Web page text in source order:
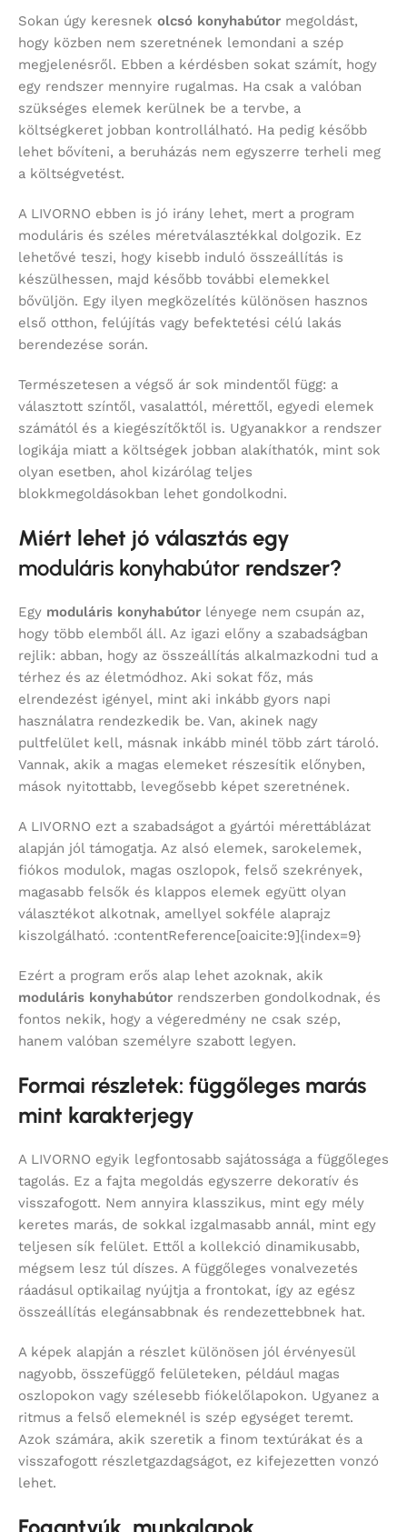
Sokan úgy keresnek olcsó konyhabútor megoldást,
hogy közben nem szeretnének lemondani a szép
megjelenésről. Ebben a kérdésben sokat számít, hogy
egy rendszer mennyire rugalmas. Ha csak a valóban
szükséges elemek kerülnek be a tervbe, a
költségkeret jobban kontrollálható. Ha pedig később
lehet bővíteni, a beruházás nem egyszerre terheli meg
a költségvetést.
A LIVORNO ebben is jó irány lehet, mert a program
moduláris és széles méretválasztékkal dolgozik. Ez
lehetővé teszi, hogy kisebb induló összeállítás is
készülhessen, majd később további elemekkel
bővüljön. Egy ilyen megközelítés különösen hasznos
első otthon, felújítás vagy befektetési célú lakás
berendezése során.
Természetesen a végső ár sok mindentől függ: a
választott színtől, vasalattól, mérettől, egyedi elemek
számától és a kiegészítőktől is. Ugyanakkor a rendszer
logikája miatt a költségek jobban alakíthatók, mint sok
olyan esetben, ahol kizárólag teljes
blokkmegoldásokban lehet gondolkodni.
Miért lehet jó választás egy
moduláris konyhabútor rendszer?
Egy moduláris konyhabútor lényege nem csupán az,
hogy több elemből áll. Az igazi előny a szabadságban
rejlik: abban, hogy az összeállítás alkalmazkodni tud a
térhez és az életmódhoz. Aki sokat főz, más
elrendezést igényel, mint aki inkább gyors napi
használatra rendezkedik be. Van, akinek nagy
pultfelület kell, másnak inkább minél több zárt tároló.
Vannak, akik a magas elemeket részesítik előnyben,
mások nyitottabb, levegősebb képet szeretnének.
A LIVORNO ezt a szabadságot a gyártói mérettáblázat
alapján jól támogatja. Az alsó elemek, sarokelemek,
fiókos modulok, magas oszlopok, felső szekrények,
magasabb felsők és klappos elemek együtt olyan
választékot alkotnak, amellyel sokféle alaprajz
kiszolgálható. :contentReference[oaicite:9]{index=9}
Ezért a program erős alap lehet azoknak, akik
moduláris konyhabútor rendszerben gondolkodnak, és
fontos nekik, hogy a végeredmény ne csak szép,
hanem valóban személyre szabott legyen.
Formai részletek: függőleges marás
mint karakterjegy
A LIVORNO egyik legfontosabb sajátossága a függőleges
tagolás. Ez a fajta megoldás egyszerre dekoratív és
visszafogott. Nem annyira klasszikus, mint egy mély
keretes marás, de sokkal izgalmasabb annál, mint egy
teljesen sík felület. Ettől a kollekció dinamikusabb,
mégsem lesz túl díszes. A függőleges vonalvezetés
ráadásul optikailag nyújtja a frontokat, így az egész
összeállítás elegánsabbnak és rendezettebbnek hat.
A képek alapján a részlet különösen jól érvényesül
nagyobb, összefüggő felületeken, például magas
oszlopokon vagy szélesebb fiókelőlapokon. Ugyanez a
ritmus a felső elemeknél is szép egységet teremt.
Azok számára, akik szeretik a finom textúrákat és a
visszafogott részletgazdagságot, ez kifejezetten vonzó
lehet.